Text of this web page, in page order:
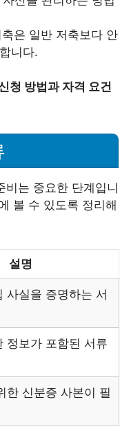
은 일반 저축보다 안
니다.
청 방법과 자격 요건
비는 중요한 단계입니
볼 수 있도록 정리해
설명
사실을 증명하는 서
정보가 포함된 서류
한 신분증 사본이 필